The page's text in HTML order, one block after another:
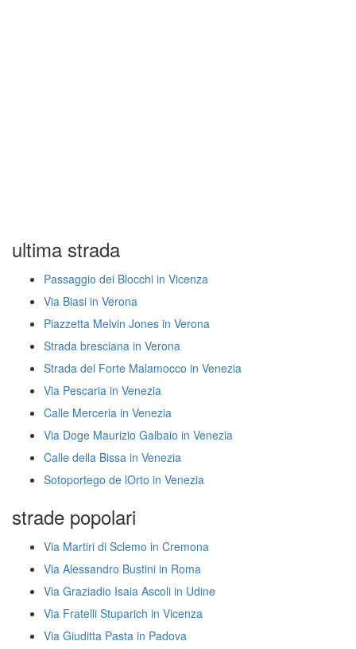
ultima strada
Passaggio dei Blocchi in Vicenza
Via Biasi in Verona
Piazzetta Melvin Jones in Verona
Strada bresciana in Verona
Strada del Forte Malamocco in Venezia
Via Pescaria in Venezia
Calle Merceria in Venezia
Via Doge Maurizio Galbaio in Venezia
Calle della Bissa in Venezia
Sotoportego de lOrto in Venezia
strade popolari
Via Martiri di Sclemo in Cremona
Via Alessandro Bustini in Roma
Via Graziadio Isaia Ascoli in Udine
Via Fratelli Stuparich in Vicenza
Via Giuditta Pasta in Padova